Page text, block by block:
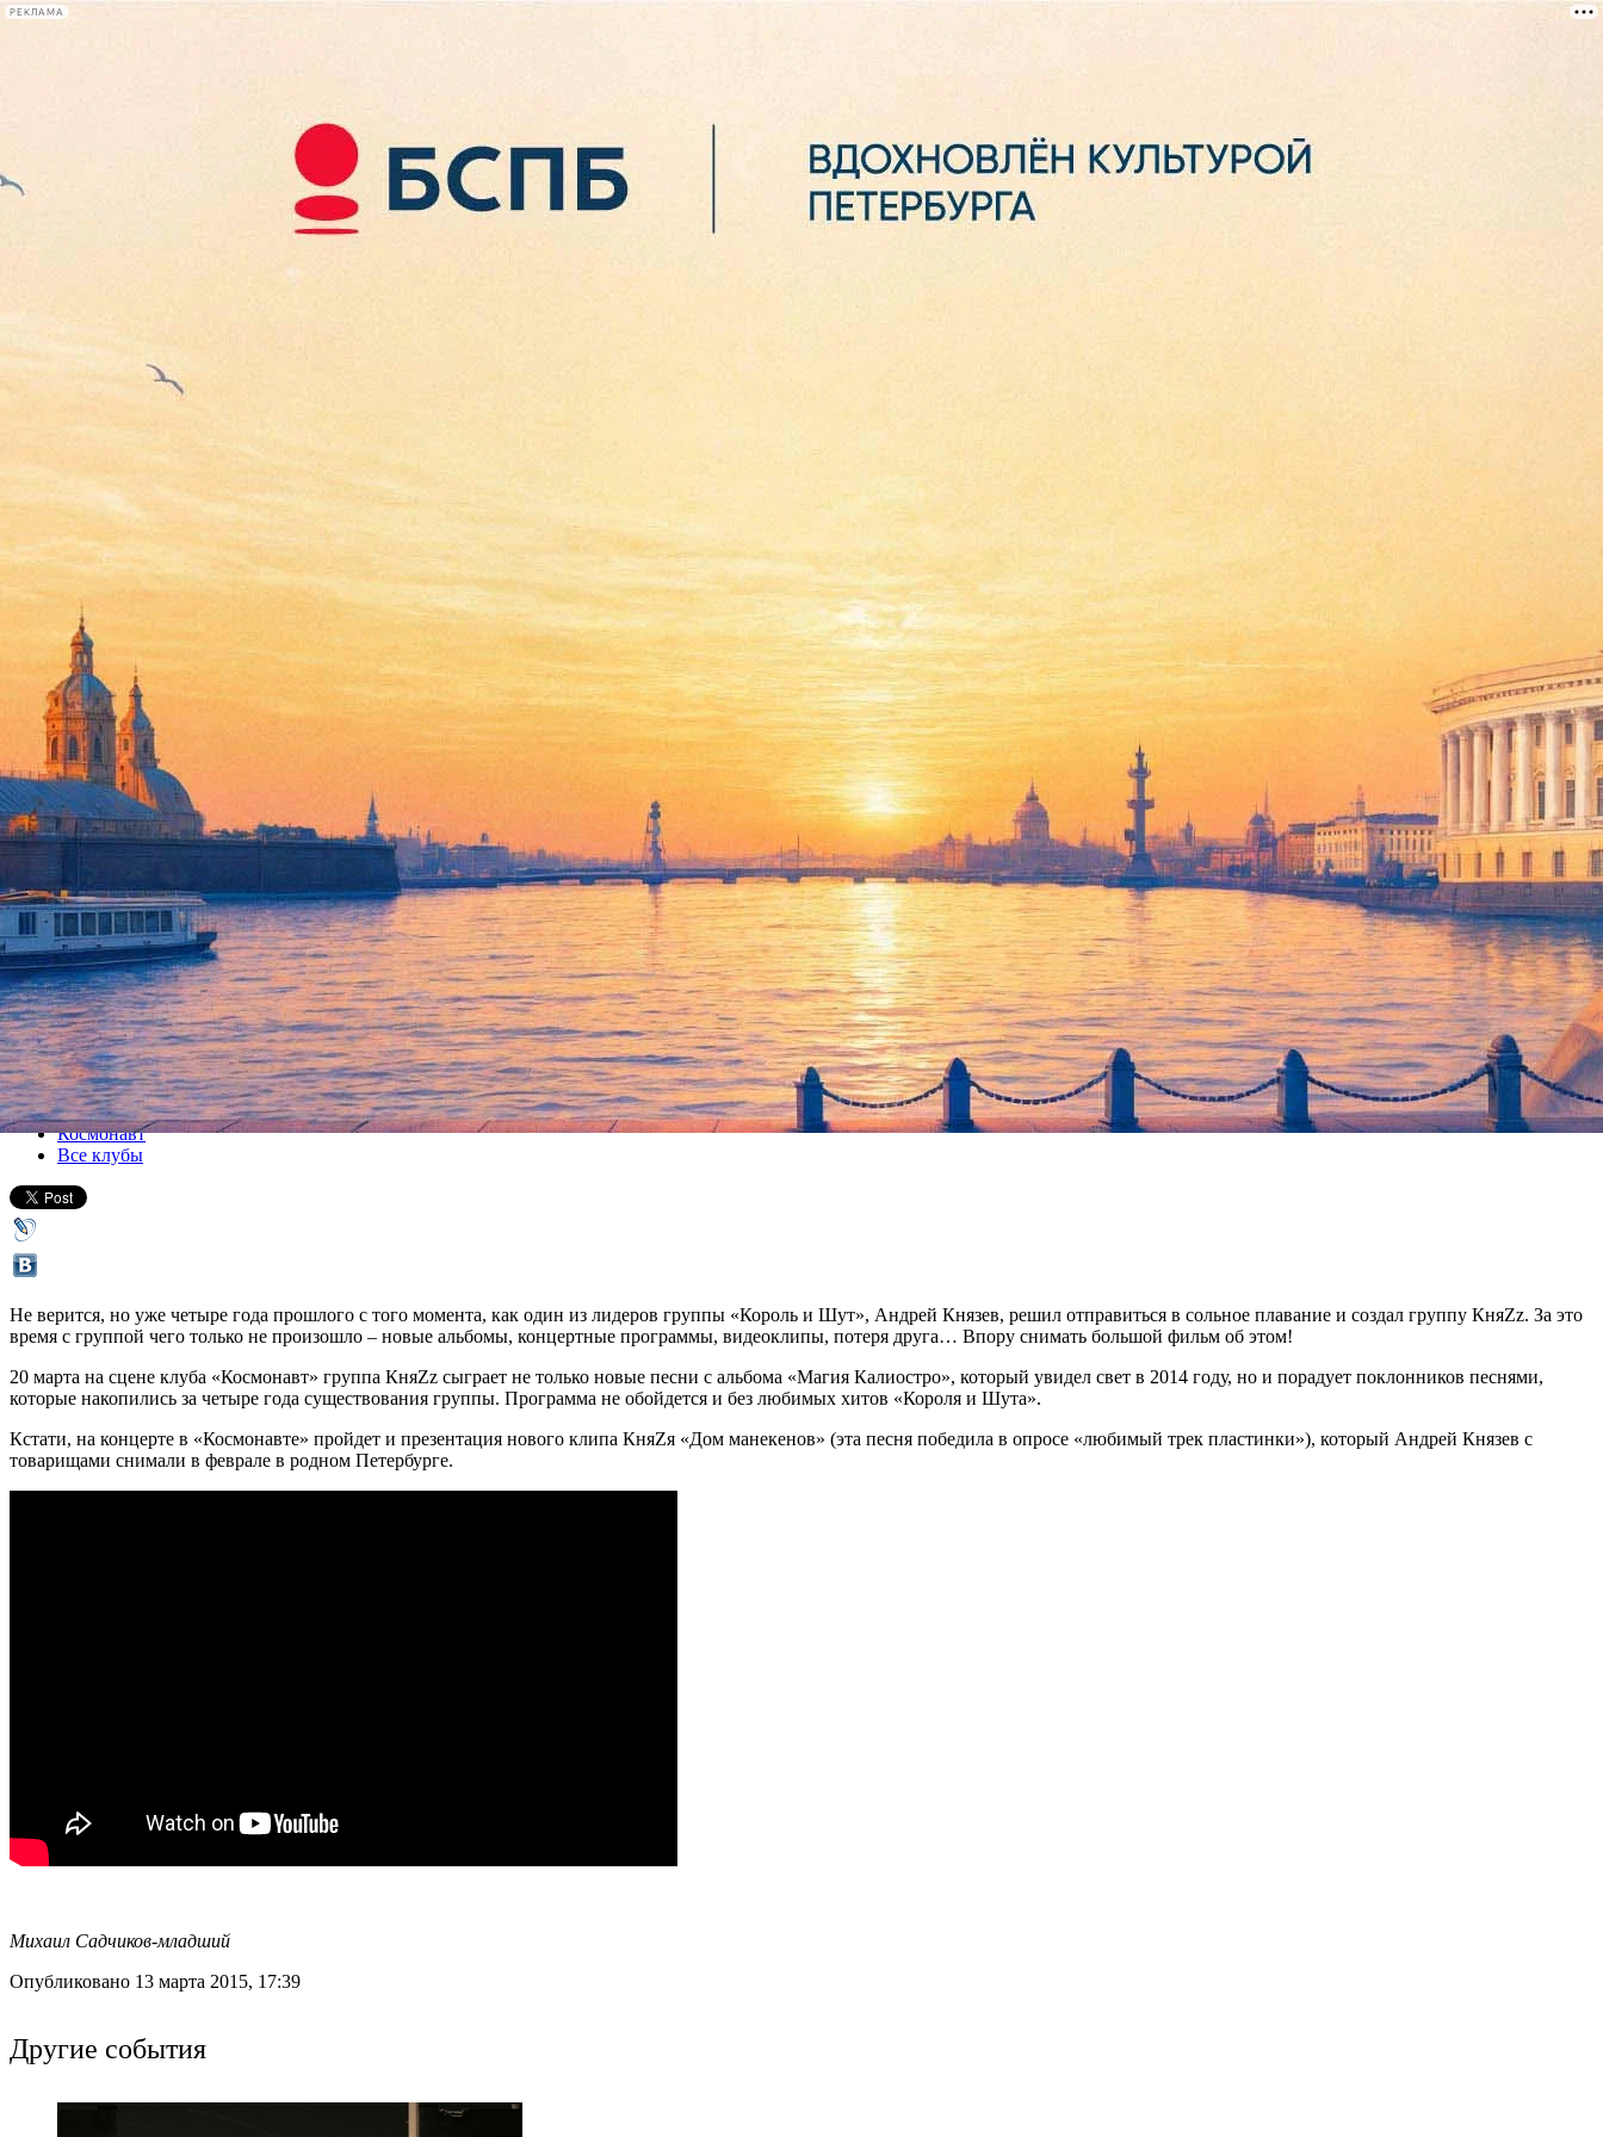
РЕКЛАМА
лекции
книги
КняZz представит новый клип на праздновании дня рождения группы
20 марта 2015, пятница
Версия для печати
Все концерты
Космонавт
Все клубы
Не верится, но уже четыре года прошлого с того момента, как один из лидеров группы «Король и Шут», Андрей Князев, решил отправиться в сольное плавание и создал группу КняZz. За это
время с группой чего только не произошло – новые альбомы, концертные программы, видеоклипы, потеря друга… Впору снимать большой фильм об этом!
20 марта на сцене клуба «Космонавт» группа КняZz сыграет не только новые песни с альбома «Магия Калиостро», который увидел свет в 2014 году, но и порадует поклонников песнями,
которые накопились за четыре года существования группы. Программа не обойдется и без любимых хитов «Короля и Шута».
Кстати, на концерте в «Космонавте» пройдет и презентация нового клипа КняZя «Дом манекенов» (эта песня победила в опросе «любимый трек пластинки»), который Андрей Князев с
товарищами снимали в феврале в родном Петербурге.
Михаил Садчиков-младший
Опубликовано 13 марта 2015, 17:39
Другие события